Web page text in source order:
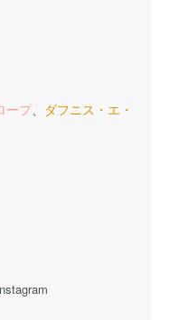
ープ、 ダフニス・エ・